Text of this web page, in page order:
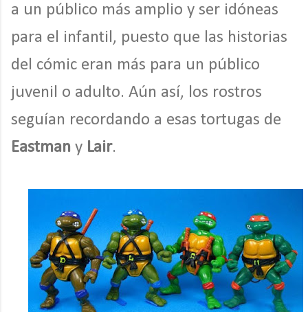
a un público más amplio y ser idóneas
para el infantil, puesto que las historias
del cómic eran más para un público
juvenil o adulto. Aún así, los rostros
seguían recordando a esas tortugas de
Eastman y Lair.